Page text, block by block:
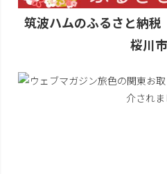
筑波ハムのふるさと納税
桜川市